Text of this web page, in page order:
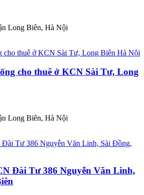
Long Biên, Hà Nội
cho thuê ở KCN Sài Tư, Long
Long Biên, Hà Nội
Đài Tư 386 Nguyễn Văn Linh,